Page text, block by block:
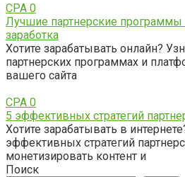
CPA 0
Лучшие партнерские
заработка
Хотите зарабатывать онлайн?
партнерских программах и
вашего сайта
CPA 0
5 эффективных стратегий
Хотите зарабатывать в
эффективных стратегий
монетизировать контент и
Поиск